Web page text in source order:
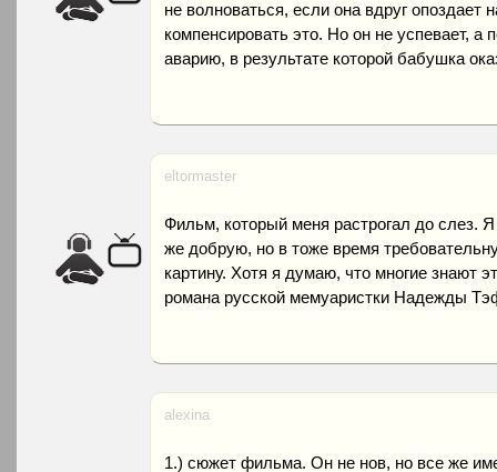
не волноваться, если она вдруг опоздает
компенсировать это. Но он не успевает, а
аварию, в результате которой бабушка
eltormaster
Фильм, который меня растрогал до слез.
же добрую, но в тоже время
картину. Хотя я думаю, что многие знают
романа русской мемуаристки Надежды
alexina
1.) сюжет фильма. Он не нов, но все же